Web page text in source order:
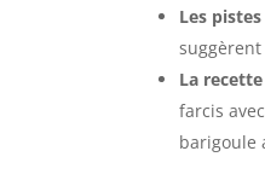
Les
La
farcis
barigoule